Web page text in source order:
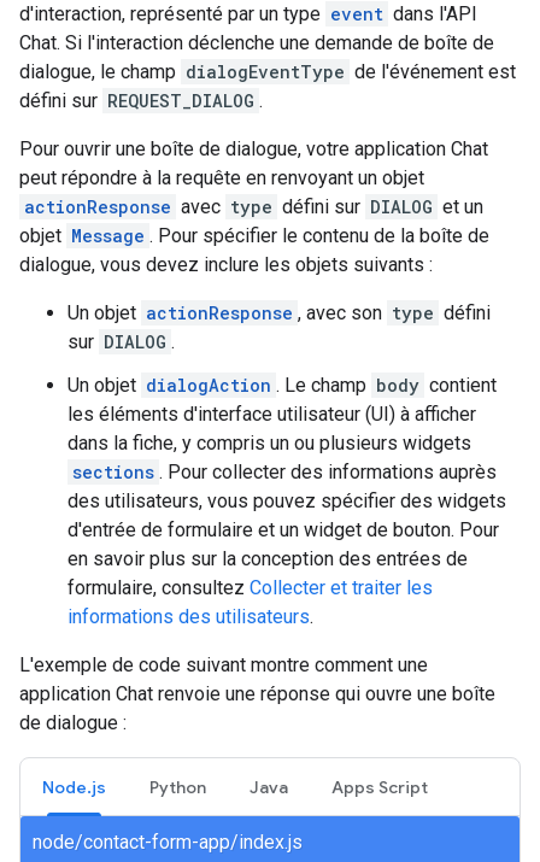
d'interaction, représenté par un type event dans l'API
Chat. Si l'interaction déclenche une demande de boîte de
dialogue, le champ dialogEventType de l'événement est
défini sur REQUEST_DIALOG .
Pour ouvrir une boîte de dialogue, votre application Chat
peut répondre à la requête en renvoyant un objet
actionResponse avec type défini sur DIALOG et un
objet Message . Pour spécifier le contenu de la boîte de
dialogue, vous devez inclure les objets suivants :
Un objet actionResponse , avec son type défini
sur DIALOG .
Un objet dialogAction . Le champ body contient
les éléments d'interface utilisateur (UI) à afficher
dans la fiche, y compris un ou plusieurs widgets
sections . Pour collecter des informations auprès
des utilisateurs, vous pouvez spécifier des widgets
d'entrée de formulaire et un widget de bouton. Pour
en savoir plus sur la conception des entrées de
formulaire, consultez Collecter et traiter les
informations des utilisateurs.
L'exemple de code suivant montre comment une
application Chat renvoie une réponse qui ouvre une boîte
de dialogue :
Node.js Python Java Apps Script
node/contact-form-app/index.js